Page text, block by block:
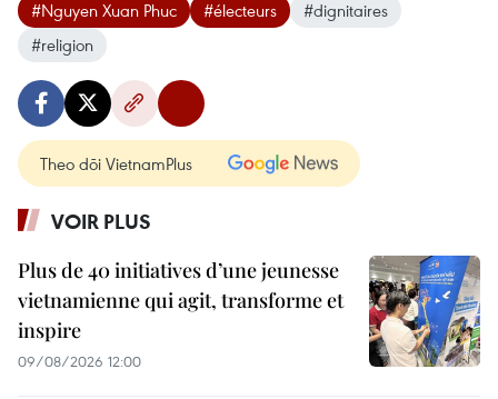
#Nguyen Xuan Phuc #électeurs
#dignitaires
#religion
Theo dõi VietnamPlus
VOIR PLUS
Plus de 40 initiatives d’une jeunesse
vietnamienne qui agit, transforme et
inspire
09/08/2026 12:00